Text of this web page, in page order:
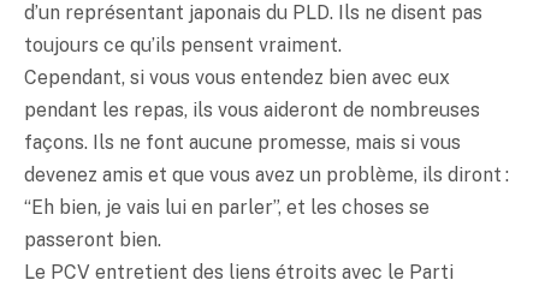
d’un représentant japonais du PLD. Ils ne disent pas
toujours ce qu’ils pensent vraiment.
Cependant, si vous vous entendez bien avec eux
pendant les repas, ils vous aideront de nombreuses
façons. Ils ne font aucune promesse, mais si vous
devenez amis et que vous avez un problème, ils diront :
“Eh bien, je vais lui en parler”, et les choses se
passeront bien.
Le PCV entretient des liens étroits avec le Parti